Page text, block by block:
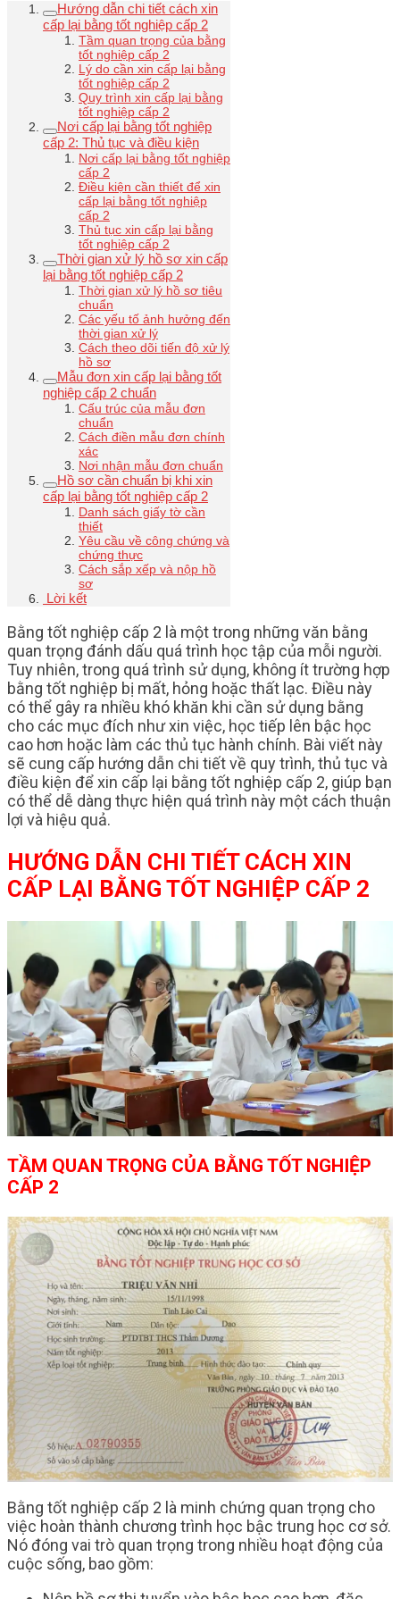
Hướng dẫn chi tiết cách xin
cấp lại bằng tốt nghiệp cấp 2
Tầm quan trọng của bằng
tốt nghiệp cấp 2
Lý do cần xin cấp lại bằng
tốt nghiệp cấp 2
Quy trình xin cấp lại bằng
tốt nghiệp cấp 2
Nơi cấp lại bằng tốt nghiệp
cấp 2: Thủ tục và điều kiện
Nơi cấp lại bằng tốt nghiệp
cấp 2
Điều kiện cần thiết để xin
cấp lại bằng tốt nghiệp
cấp 2
Thủ tục xin cấp lại bằng
tốt nghiệp cấp 2
Thời gian xử lý hồ sơ xin cấp
lại bằng tốt nghiệp cấp 2
Thời gian xử lý hồ sơ tiêu
chuẩn
Các yếu tố ảnh hưởng đến
thời gian xử lý
Cách theo dõi tiến độ xử lý
hồ sơ
Mẫu đơn xin cấp lại bằng tốt
nghiệp cấp 2 chuẩn
Cấu trúc của mẫu đơn
chuẩn
Cách điền mẫu đơn chính
xác
Nơi nhận mẫu đơn chuẩn
Hồ sơ cần chuẩn bị khi xin
cấp lại bằng tốt nghiệp cấp 2
Danh sách giấy tờ cần
thiết
Yêu cầu về công chứng và
chứng thực
Cách sắp xếp và nộp hồ
sơ
Lời kết
Bằng tốt nghiệp cấp 2 là một trong những văn bằng
quan trọng đánh dấu quá trình học tập của mỗi người.
Tuy nhiên, trong quá trình sử dụng, không ít trường hợp
bằng tốt nghiệp bị mất, hỏng hoặc thất lạc. Điều này
có thể gây ra nhiều khó khăn khi cần sử dụng bằng
cho các mục đích như xin việc, học tiếp lên bậc học
cao hơn hoặc làm các thủ tục hành chính. Bài viết này
sẽ cung cấp hướng dẫn chi tiết về quy trình, thủ tục và
điều kiện để xin cấp lại bằng tốt nghiệp cấp 2, giúp bạn
có thể dễ dàng thực hiện quá trình này một cách thuận
lợi và hiệu quả.
HƯỚNG DẪN CHI TIẾT CÁCH XIN
CẤP LẠI BẰNG TỐT NGHIỆP CẤP 2
TẦM QUAN TRỌNG CỦA BẰNG TỐT NGHIỆP
CẤP 2
Bằng tốt nghiệp cấp 2 là minh chứng quan trọng cho
việc hoàn thành chương trình học bậc trung học cơ sở.
Nó đóng vai trò quan trọng trong nhiều hoạt động của
cuộc sống, bao gồm: